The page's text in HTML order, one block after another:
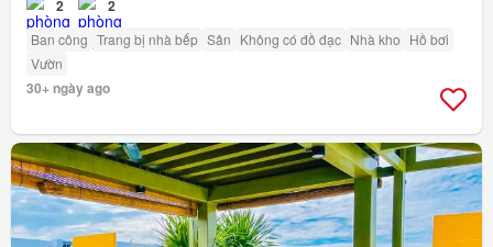
2 2
Ban công Trang bị nhà bếp Sân Không có đồ đạc Nhà kho Hồ bơi
Vườn
30+ ngày ago